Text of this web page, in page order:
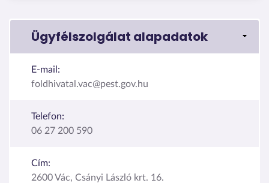
Ügyfélszolgálat alapadatok
E-mail:
foldhivatal.vac@pest.gov.hu
Telefon:
06 27 200 590
Cím:
2600 Vác, Csányi László krt. 16.